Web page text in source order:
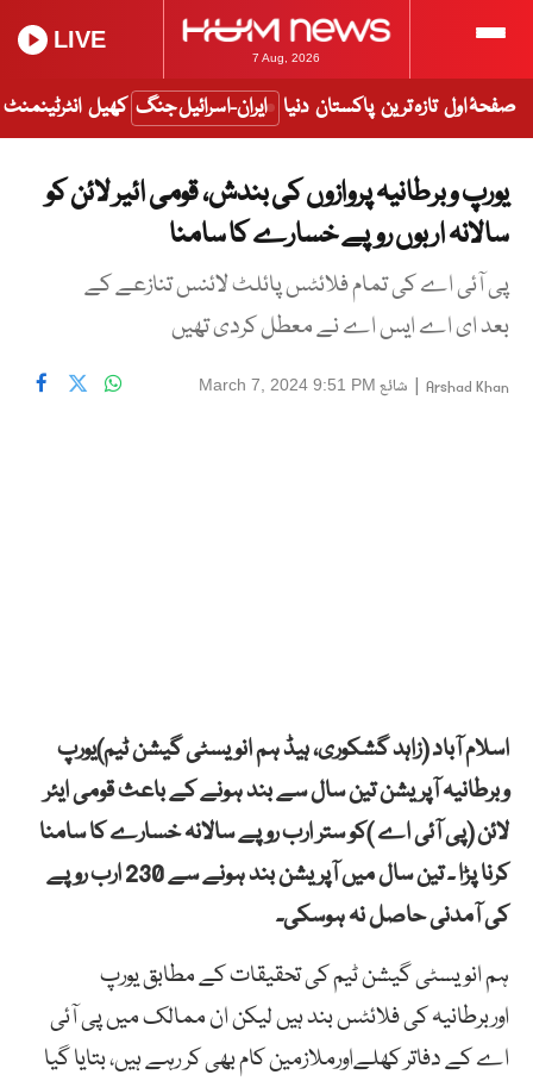
7 Aug, 2026
LIVE
صفحۂ اول تازہ ترین پاکستان دنیا ایران-اسرائیل جنگ کھیل انٹرٹینمنٹ
یورپ وبرطانیہ پروازوں کی بندش، قومی ائیر لائن کو
سالانہ اربوں روپے خسارے کا سامنا
پی آئی اے کی تمام فلائٹس پائلٹ لائنس تنازعے کے
بعد ای اے ایس اے نے معطل کردی تھیں
Arshad Khan
| شائع March 7, 2024 9:51 PM
اسلام آباد (زاہد گشکوری، ہیڈ ہم انویسٹی گیشن ٹیم)یورپ
وبرطانیہ آپریشن تین سال سے بند ہونے کے باعث قومی ایئر
لائن (پی آئی اے )کو ستر ارب روپے سالانہ خسارے کا سامنا
کرنا پڑا ۔ تین سال میں آپریشن بند ہونے سے 230 ارب روپے
کی آمدنی حاصل نہ ہوسکی۔
ہم انویسٹی گیشن ٹیم کی تحقیقات کے مطابق یورپ
اوربرطانیہ کی فلائٹس بند ہیں لیکن ان ممالک میں پی آئی
اے کے دفاتر کھلےاورملازمین کام بھی کر رہے ہیں، بتایا گیا